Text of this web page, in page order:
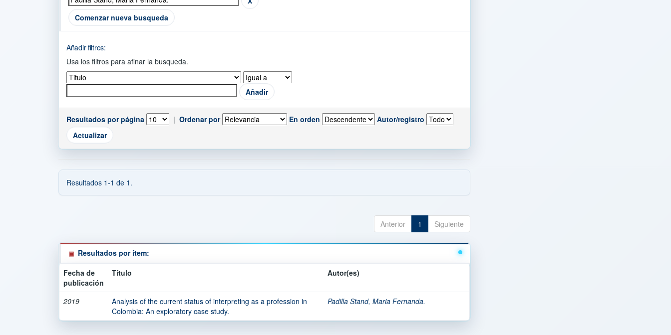
Comenzar nueva busqueda
Añadir filtros:
Usa los filtros para afinar la busqueda.
Resultados por página | Ordenar por En orden Autor/registro
Resultados 1-1 de 1.
Anterior 1 Siguiente
Resultados por ítem:
Fecha de
publicación
Título Autor(es)
2019
Analysis of the current status of interpreting as a profession in
Colombia: An exploratory case study.
Padilla Stand, Maria Fernanda.